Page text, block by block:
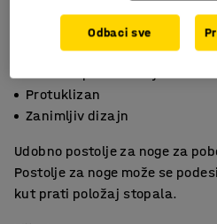
Protuklizan
Zanimljiv dizajn
Udobno postolje za noge za
Postolje za noge može se
kut prati položaj stopala.
Odbaci sve